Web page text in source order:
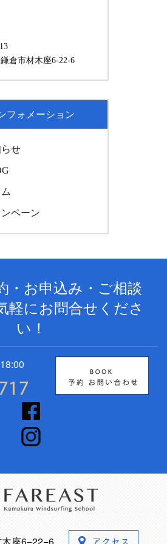
倉市材木座6-22-6
フォメーション
せ
ペーン
・お申込み・ご相談
軽にお問合せくださ
い！